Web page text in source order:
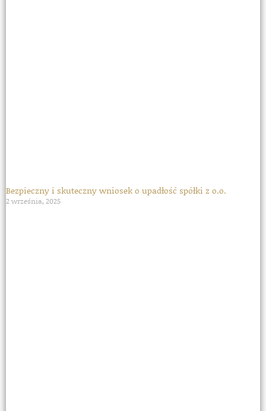
Bezpieczny i skuteczny wniosek o upadłość spółki z o.o.
2 września, 2025